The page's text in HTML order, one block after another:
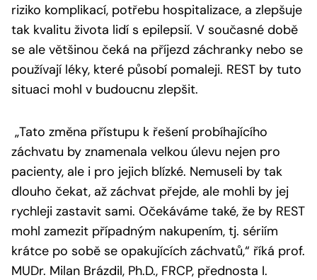
riziko komplikací, potřebu hospitalizace, a zlepšuje
tak kvalitu života lidí s epilepsií. V současné době
se ale většinou čeká na příjezd záchranky nebo se
používají léky, které působí pomaleji. REST by tuto
situaci mohl v budoucnu zlepšit.
„Tato změna přístupu k řešení probíhajícího
záchvatu by znamenala velkou úlevu nejen pro
pacienty, ale i pro jejich blízké. Nemuseli by tak
dlouho čekat, až záchvat přejde, ale mohli by jej
rychleji zastavit sami. Očekáváme také, že by REST
mohl zamezit případným nakupením, tj. sériím
krátce po sobě se opakujících záchvatů,“ říká prof.
MUDr. Milan Brázdil, Ph.D., FRCP, přednosta I.